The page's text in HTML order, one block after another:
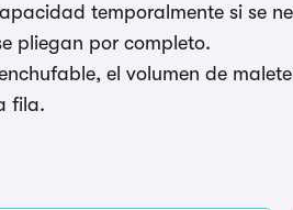
temporalmente si se
pliegan por completo.
el volumen de
fila.